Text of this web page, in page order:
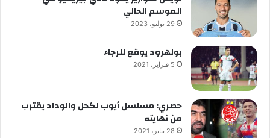
الموسم الحالي
29 يوليو، 2023
بولهرود يوقع للرجاء
5 فبراير، 2021
حصري: مسلسل أيوب لكحل والوداد يقترب
من نهايته
28 يناير، 2021